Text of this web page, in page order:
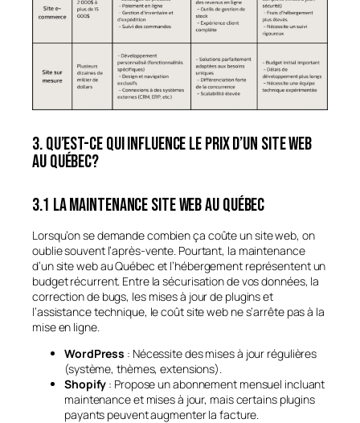
3. Qu’est-ce qui influence le prix d’un site web
au Québec?
3.1 La maintenance site web au Québec
Lorsqu’on se demande combien ça coûte un site web, on
oublie souvent l’après-vente. Pourtant, la maintenance
d’un site web au Québec et l’hébergement représentent un
budget récurrent. Entre la sécurisation de vos données, la
correction de bugs, les mises à jour de plugins et
l’assistance technique, le coût site web ne s’arrête pas à la
mise en ligne.
WordPress : Nécessite des mises à jour régulières
(système, thèmes, extensions).
Shopify : Propose un abonnement mensuel incluant
maintenance et mises à jour, mais certains plugins
payants peuvent augmenter la facture.